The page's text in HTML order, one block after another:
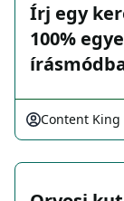
Írj egy
100%
Content King